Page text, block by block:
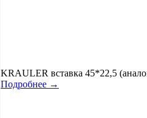
KRAULER вставка 45*22,5
Подробнее →